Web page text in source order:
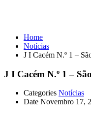
Home
Notícias
J I Cacém N.º 1 –
J I Cacém N.º 1 –
Categories Notícias
Date Novembro 17,